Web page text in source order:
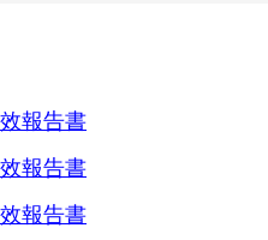
報告書
報告書
報告書